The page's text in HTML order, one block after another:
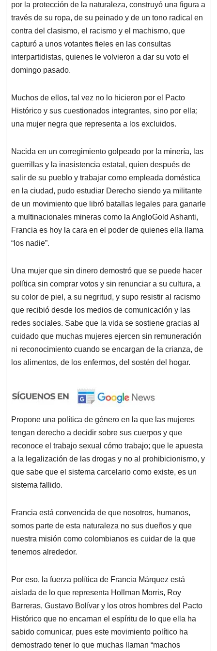
por la protección de la naturaleza, construyó una figura a
través de su ropa, de su peinado y de un tono radical en
contra del clasismo, el racismo y el machismo, que
capturó a unos votantes fieles en las consultas
interpartidistas, quienes le volvieron a dar su voto el
domingo pasado.
Muchos de ellos, tal vez no lo hicieron por el Pacto
Histórico y sus cuestionados integrantes, sino por ella;
una mujer negra que representa a los excluidos.
Nacida en un corregimiento golpeado por la minería, las
guerrillas y la inasistencia estatal, quien después de
salir de su pueblo y trabajar como empleada doméstica
en la ciudad, pudo estudiar Derecho siendo ya militante
de un movimiento que libró batallas legales para ganarle
a multinacionales mineras como la AngloGold Ashanti,
Francia es hoy la cara en el poder de quienes ella llama
“los nadie”.
Una mujer que sin dinero demostró que se puede hacer
política sin comprar votos y sin renunciar a su cultura, a
su color de piel, a su negritud, y supo resistir al racismo
que recibió desde los medios de comunicación y las
redes sociales. Sabe que la vida se sostiene gracias al
cuidado que muchas mujeres ejercen sin remuneración
ni reconocimiento cuando se encargan de la crianza, de
los alimentos, de los enfermos, del sostén del hogar.
Propone una política de género en la que las mujeres
tengan derecho a decidir sobre sus cuerpos y que
reconoce el trabajo sexual cómo trabajo; que le apuesta
a la legalización de las drogas y no al prohibicionismo, y
que sabe que el sistema carcelario como existe, es un
sistema fallido.
Francia está convencida de que nosotros, humanos,
somos parte de esta naturaleza no sus dueños y que
nuestra misión como colombianos es cuidar de la que
tenemos alrededor.
Por eso, la fuerza política de Francia Márquez está
aislada de lo que representa Hollman Morris, Roy
Barreras, Gustavo Bolívar y los otros hombres del Pacto
Histórico que no encarnan el espíritu de lo que ella ha
sabido comunicar, pues este movimiento político ha
demostrado tener lo que muchas llaman “machos